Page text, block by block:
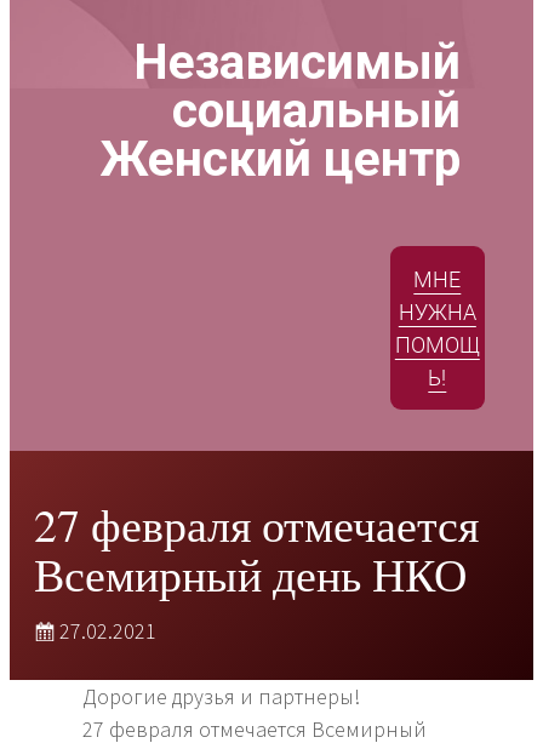
Независимый
социальный
Женский центр
МНЕ
НУЖНА
ПОМОЩ
Ь!
27 февраля отмечается
Всемирный день НКО
27.02.2021
Дорогие друзья и партнеры!
27 февраля отмечается Всемирный